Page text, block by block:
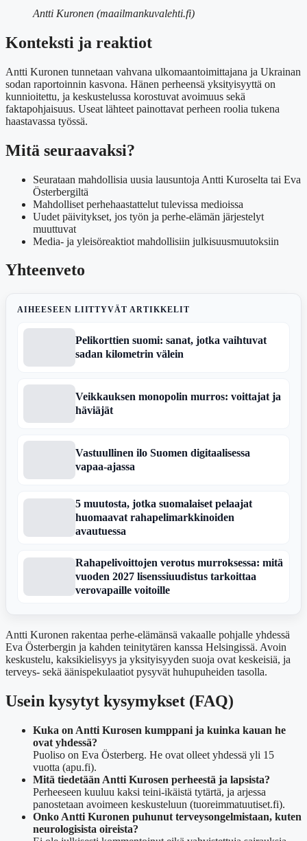
Antti Kuronen (maailmankuvalehti.fi)
Konteksti ja reaktiot
Antti Kuronen tunnetaan vahvana ulkomaantoimittajana ja Ukrainan
sodan raportoinnin kasvona. Hänen perheensä yksityisyyttä on
kunnioitettu, ja keskustelussa korostuvat avoimuus sekä
faktapohjaisuus. Useat lähteet painottavat perheen roolia tukena
haastavassa työssä.
Mitä seuraavaksi?
Seurataan mahdollisia uusia lausuntoja Antti Kuroselta tai Eva
Österbergiltä
Mahdolliset perhehaastattelut tulevissa medioissa
Uudet päivitykset, jos työn ja perhe-elämän järjestelyt
muuttuvat
Media- ja yleisöreaktiot mahdollisiin julkisuusmuutoksiin
Yhteenveto
AIHEESEEN LIITTYVÄT ARTIKKELIT
Pelikorttien suomi: sanat, jotka vaihtuvat
sadan kilometrin välein
Veikkauksen monopolin murros: voittajat ja
häviäjät
Vastuullinen ilo Suomen digitaalisessa
vapaa-ajassa
5 muutosta, jotka suomalaiset pelaajat
huomaavat rahapelimarkkinoiden
avautuessa
Rahapelivoittojen verotus murroksessa: mitä
vuoden 2027 lisenssiuudistus tarkoittaa
verovapaille voitoille
Antti Kuronen rakentaa perhe-elämänsä vakaalle pohjalle yhdessä
Eva Österbergin ja kahden teinitytären kanssa Helsingissä. Avoin
keskustelu, kaksikielisyys ja yksityisyyden suoja ovat keskeisiä, ja
terveys- sekä äänispekulaatiot pysyvät huhupuheiden tasolla.
Usein kysytyt kysymykset (FAQ)
Kuka on Antti Kurosen kumppani ja kuinka kauan he
ovat yhdessä?
Puoliso on Eva Österberg. He ovat olleet yhdessä yli 15
vuotta (apu.fi).
Mitä tiedetään Antti Kurosen perheestä ja lapsista?
Perheeseen kuuluu kaksi teini-ikäistä tytärtä, ja arjessa
panostetaan avoimeen keskusteluun (tuoreimmatuutiset.fi).
Onko Antti Kuronen puhunut terveysongelmistaan, kuten
neurologisista oireista?